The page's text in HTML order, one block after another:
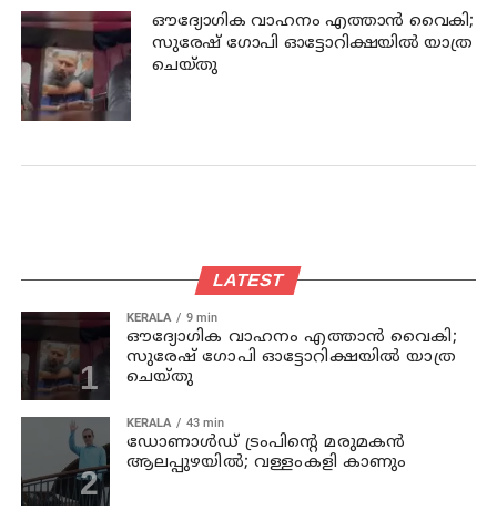
ഔദ്യോഗിക വാഹനം എത്താന്‍ വൈകി;
സുരേഷ് ഗോപി ഓട്ടോറിക്ഷയില്‍ യാത്ര
ചെയ്തു
LATEST
KERALA 9 min
ഔദ്യോഗിക വാഹനം എത്താന്‍ വൈകി;
സുരേഷ് ഗോപി ഓട്ടോറിക്ഷയില്‍ യാത്ര
ചെയ്തു
KERALA 43 min
ഡോണാള്‍ഡ് ട്രംപിന്റെ മരുമകന്‍
ആലപ്പുഴയിൽ; വള്ളംകളി കാണും